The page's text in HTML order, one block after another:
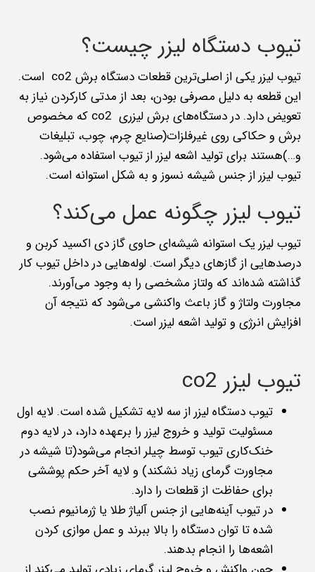
تیوب دستگاه لیزر چیست؟
تیوب لیزر یکی از اصلی‌ترین قطعات دستگاه برش co2 است.
این قطعه به دلیل مصرفی بودن، بعد از مدتی کارکردن نیاز به
تعویض دارد. در دستگاه‌های برش لیزری co2 که مخصوص
برش و حکاکی روی غیرفلزات(صنایع چرم، چوب، تبلیغات
و…)هستند برای تولید اشعه لیزر از تیوب استفاده می‌شود.
تیوب لیزر از جنس شیشه نسوز و به شکل استوانه است.
تیوب لیزر چگونه عمل می‌کند؟
تیوب لیزر یک استوانه شیشه‌ای حاوی گاز دی اکسید کربن و
درصدهایی از گازهای دیگر است. لوله‌هایی در داخل تیوب کار
گذاشته شده‌اند که ولتاز مشخصی را به وجود می‌آورند.
مجاورت ولتاژ و گاز باعث واکنشی می‌شود که نتیجه آن
افزایش انرژی و تولید اشعه لیزر است.
تیوب لیزر co2
تیوب دستگاه لیزر از سه لایه تشکیل شده است. لایه اول
مسئولیت تولید و خروج لیزر را برعهده دارد، در لایه دوم
خنک‌کاری تیوب توسط چیلر انجام می‌‌شود(تا شیشه در
مجاورت گرمای زیاد نشکند) و لایه آخر حکم پوششی
برای حفاظت از قطعات را دارد.
در تیوب آینه‌هایی از جنس آلیاژ طلا یا ژرمانیوم نصب
شده تا توان دستگاه را بالا ببرند و عمل موازی کردن
اشعه‌ها را انجام بدهند.